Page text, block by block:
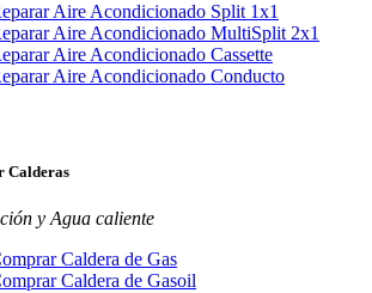
Aire Acondicionado Split 1x1
Aire Acondicionado MultiSplit 2x1
Aire Acondicionado Cassette
Aire Acondicionado Conducto
Calderas
y Agua caliente
Caldera de Gas
Caldera de Gasoil